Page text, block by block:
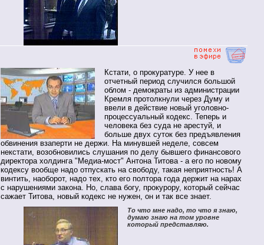
Кстати, о прокуратуре. У нее в
отчетный период случился большой
облом - демократы из администрации
Кремля протолкнули через Думу и
ввели в действие новый уголовно-
процессуальный кодекс. Теперь и
человека без суда не арестуй, и
больше двух суток без предъявления
обвинения взаперти не держи. На минувшей неделе, совсем
некстати, возобновились слушания по делу бывшего финансового
директора холдинга "Медиа-мост" Антона Титова - а его по новому
кодексу вообще надо отпускать на свободу, такая неприятность! А
винтить, наоборот, надо тех, кто его полтора года держит на нарах
с нарушениями закона. Но, слава богу, прокурору, который сейчас
сажает Титова, новый кодекс не нужен, он и так все знает.
То что мне надо, то что я знаю,
думаю знаю на том уровне
который представляю.